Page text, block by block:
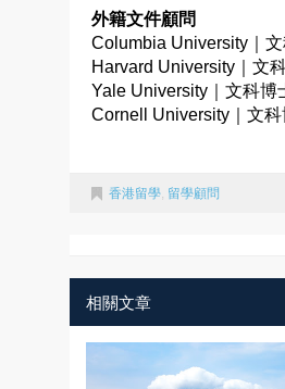
外籍文件顧問
Columbia University｜
Harvard University｜文
Yale University｜文科博
Cornell University｜文科
香港留學 留學顧問
相關文章